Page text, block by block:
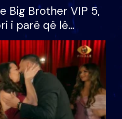
Big Brother VIP 5,
i parë që lë
mundësinë për
madh